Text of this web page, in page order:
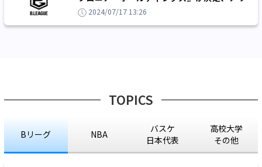
ナを起点としたインフラマネジメントで協働
2024/07/17 13:26
TOPICS
Bリーグ NBA
バスケ
日本代表
高校大学
その他